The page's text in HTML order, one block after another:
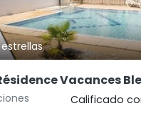
Vacances
Calificado